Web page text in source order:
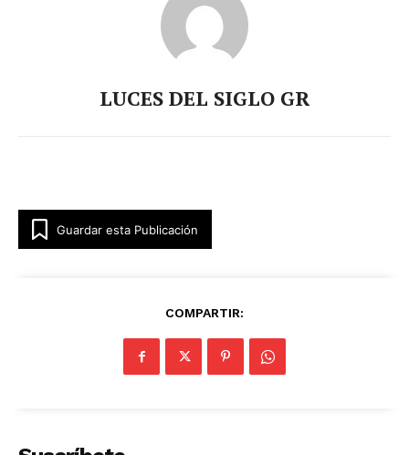
LUCES DEL SIGLO GR
Guardar esta Publicación
COMPARTIR: